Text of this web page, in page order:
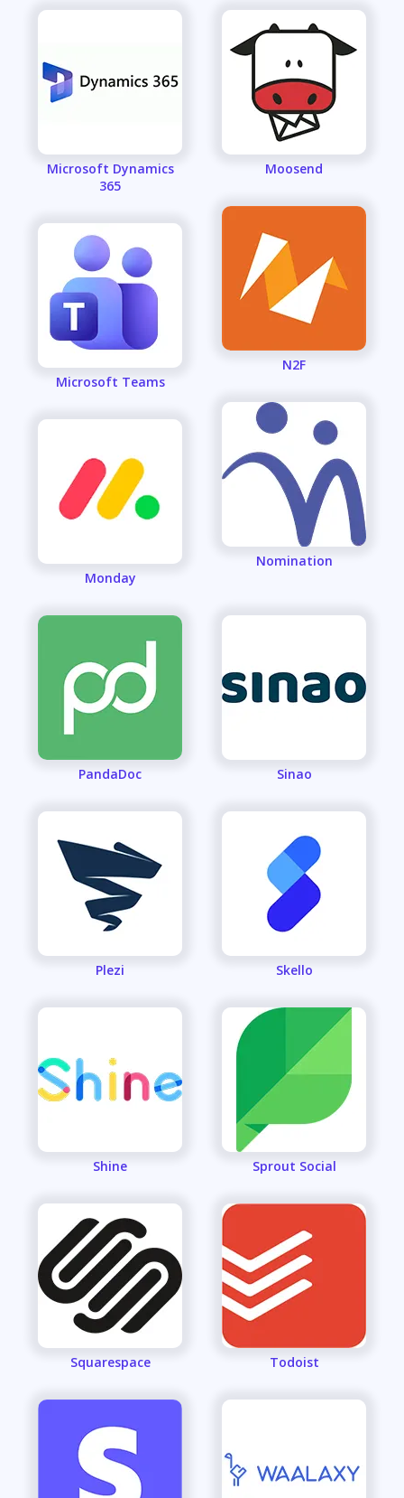
Microsoft Dynamics
365
Microsoft Teams
Monday
Moosend
N2F
Nomination
PandaDoc
Plezi
Shine
Sinao
Skello
Sprout Social
Squarespace Todoist